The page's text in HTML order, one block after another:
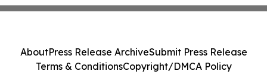
AboutPress Release ArchiveSubmit Press Release
Terms & ConditionsCopyright/DMCA Policy